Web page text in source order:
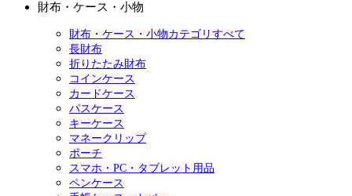
財布・ケース・小物
財布・ケース・小物カテゴリすべて
長財布
折りたたみ財布
コインケース
カードケース
パスケース
キーケース
マネークリップ
ポーチ
スマホ・PC・タブレット用品
ペンケース